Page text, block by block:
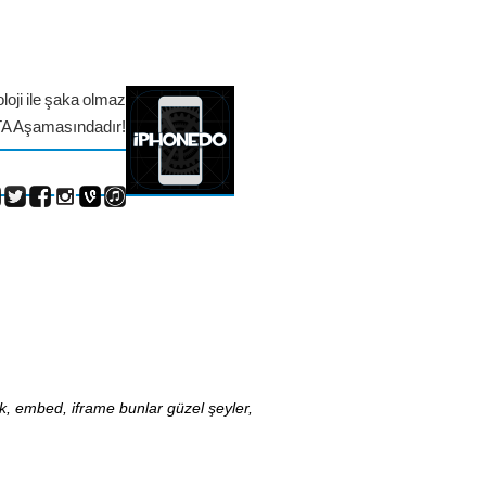
ile şaka olmaz
Aşamasındadır!
embed, iframe bunlar güzel şeyler,